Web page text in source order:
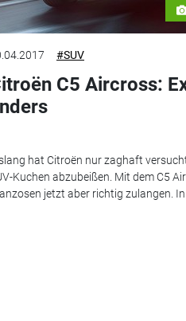
#SUV
C5 Aircross:
hat Citroën nur zaghaft
Kuchen abzubeißen. Mit dem C5
jetzt aber richtig zulangen. In